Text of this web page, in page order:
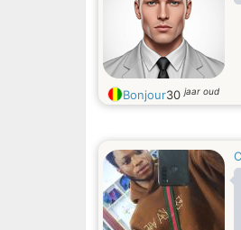
Bonjour30jaar oud